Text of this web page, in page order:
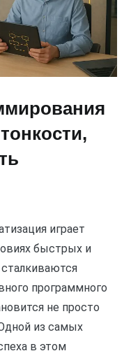
играет
быстрых и
программного
не просто
из самых
в этом